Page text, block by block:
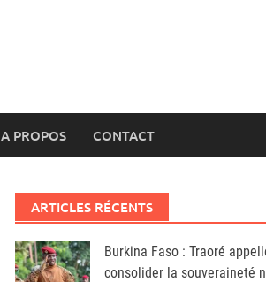
A PROPOS CONTACT
ARTICLES RÉCENTS
Burkina Faso : Traoré
consolider la souveraineté